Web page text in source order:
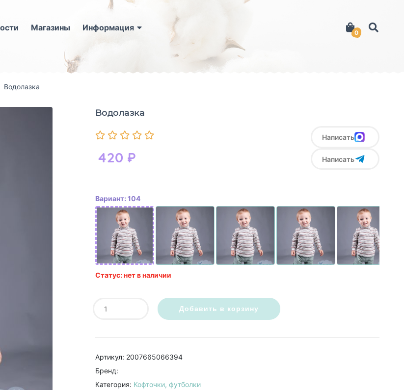
Магазины Информация
0
Водолазка
Водолазка
420 ₽
Написать
Написать
Вариант: 104
Статус: нет в наличии
Добавить в корзину
Артикул: 2007665066394
Бренд:
Категория: Кофточки, футболки